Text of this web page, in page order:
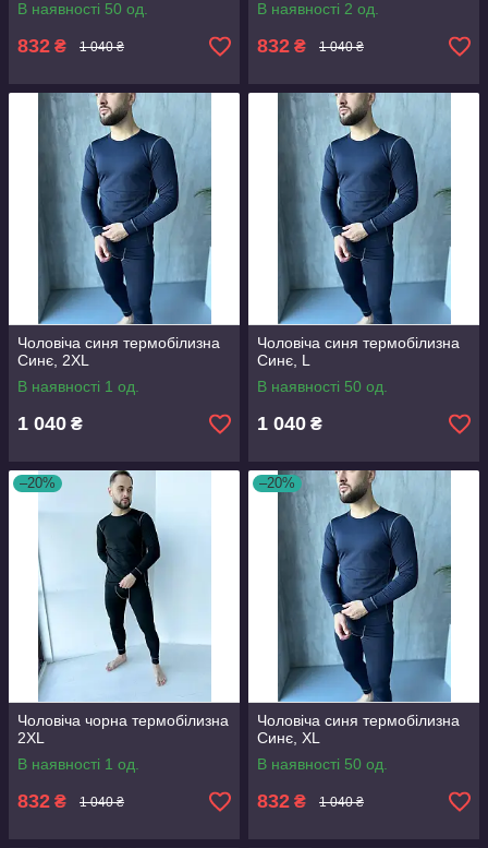
В наявності 50 од.
832 ₴ 1 040 ₴
В наявності 2 од.
832 ₴ 1 040 ₴
Чоловіча синя термобілизна
Синє, 2XL
В наявності 1 од.
1 040 ₴
Чоловіча синя термобілизна
Синє, L
В наявності 50 од.
1 040 ₴
–20%
Чоловіча чорна термобілизна
2XL
В наявності 1 од.
832 ₴ 1 040 ₴
–20%
Чоловіча синя термобілизна
Синє, XL
В наявності 50 од.
832 ₴ 1 040 ₴